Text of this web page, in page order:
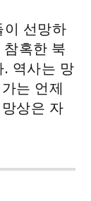
이 선망하
참혹한 북
역사는 망
는 언제
상은 자